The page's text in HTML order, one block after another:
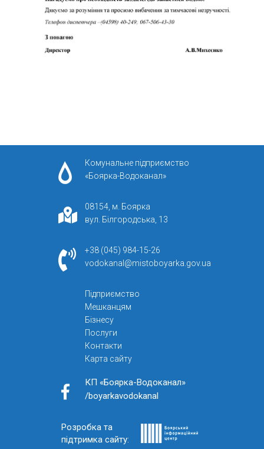
Комунальне підприємство
«Боярка-Водоканал»
08154, м. Боярка
вул. Білгородська, 13
+38 (045) 984-15-26
vodokanal@mistoboyarka.gov.ua
Підприємство
Мешканцям
Бізнесу
Послуги
Контакти
Карта сайту
КП «Боярка-Водоканал»
/boyarkavodokanal
Розробка та
підтримка сайту: